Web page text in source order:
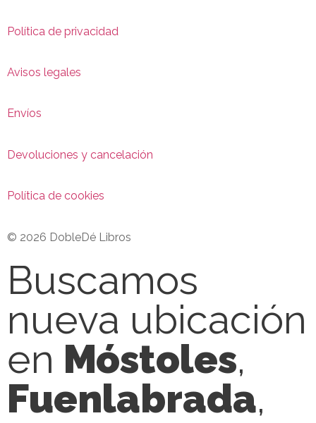
Política de privacidad
Avisos legales
Envíos
Devoluciones y cancelación
Política de cookies
© 2026 DobleDé Libros
Buscamos
nueva ubicación
en Móstoles,
Fuenlabrada,